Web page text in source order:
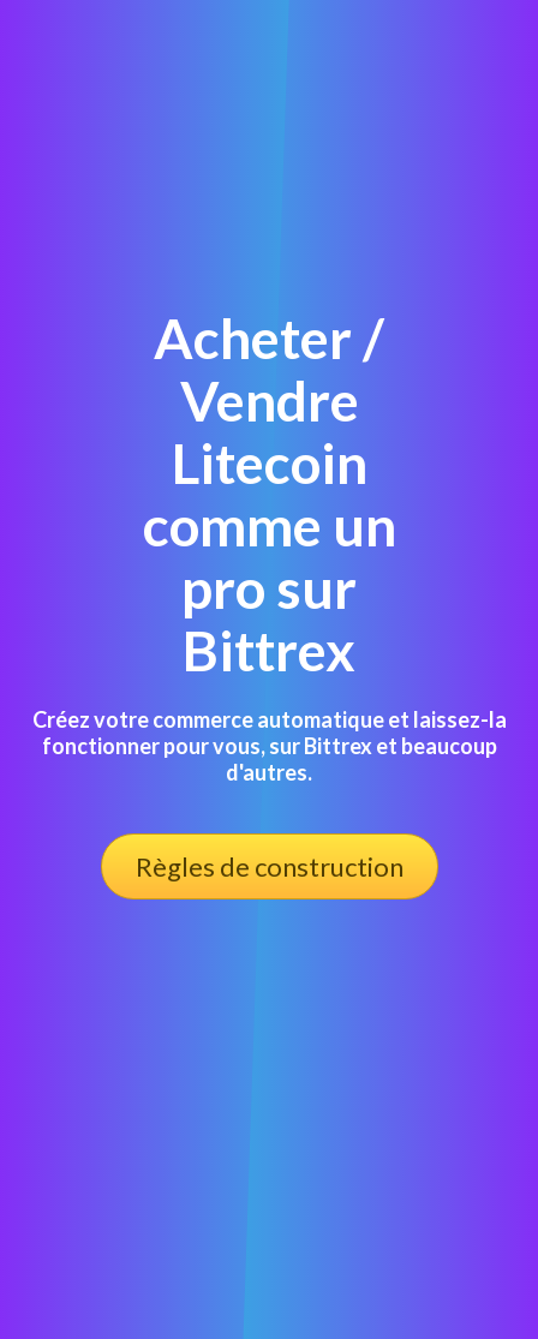
Acheter /
Vendre
Litecoin
comme un
pro sur
Bittrex
Créez votre commerce automatique et laissez-la
fonctionner pour vous, sur Bittrex et beaucoup
d'autres.
Règles de construction